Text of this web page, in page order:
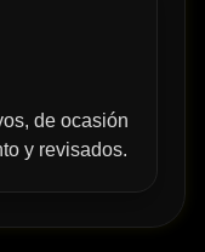
de ocasión
y revisados.